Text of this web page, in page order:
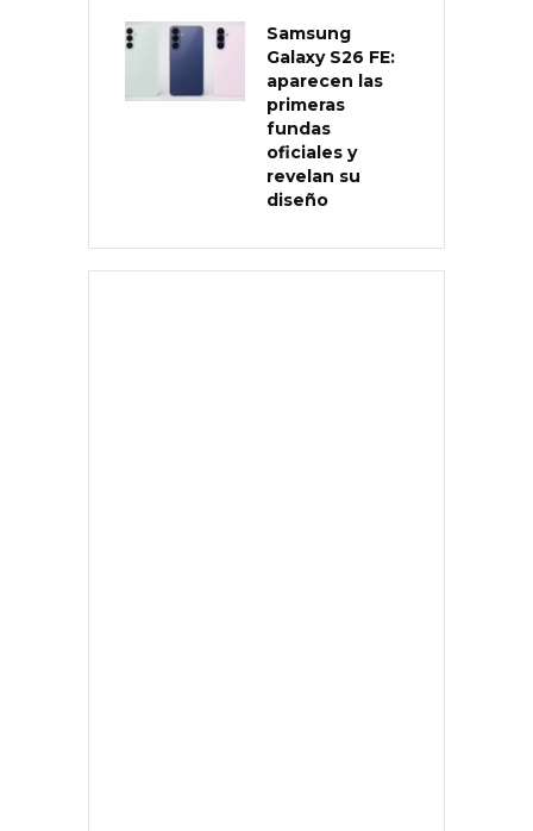
Samsung
Galaxy S26 FE:
aparecen las
primeras
fundas
oficiales y
revelan su
diseño